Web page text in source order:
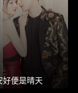
好便是晴天